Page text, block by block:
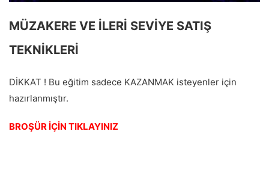
MÜZAKERE VE İLERİ SEVİYE SATIŞ
TEKNİKLERİ
DİKKAT ! Bu eğitim sadece KAZANMAK isteyenler için
hazırlanmıştır.
BROŞÜR İÇİN TIKLAYINIZ